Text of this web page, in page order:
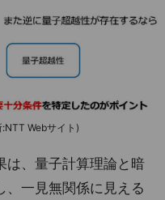
Webサイト)
は、量子計算理論と暗
、一見無関係に見える